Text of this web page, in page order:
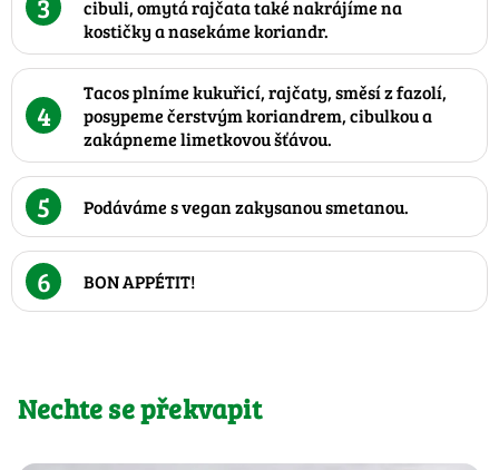
3
cibuli, omytá rajčata také nakrájíme na
kostičky a nasekáme koriandr.
4
Tacos plníme kukuřicí, rajčaty, směsí z fazolí,
posypeme čerstvým koriandrem, cibulkou a
zakápneme limetkovou šťávou.
5 Podáváme s vegan zakysanou smetanou.
6 BON APPÉTIT!
Nechte se překvapit